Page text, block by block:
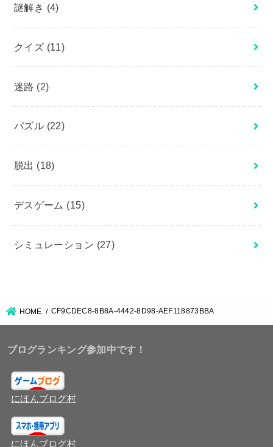
謎解き (4)
クイズ (11)
迷路 (2)
パズル (22)
脱出 (18)
デスゲーム (15)
シミュレーション (27)
HOME CF9CDEC8-8B8A-4442-8D98-AEF118873BBA
ブログランキング参加中です！
にほんブログ村
にほんブログ村